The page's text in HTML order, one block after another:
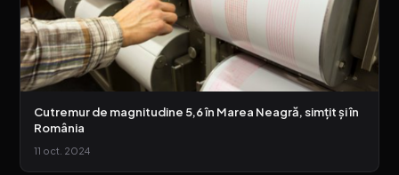
Cutremur de magnitudine 5,6 în Marea Neagră, simțit și în
România
11 oct. 2024